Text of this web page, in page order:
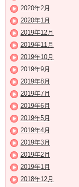
2020年2月
2020年1月
2019年12月
2019年11月
2019年10月
2019年9月
2019年8月
2019年7月
2019年6月
2019年5月
2019年4月
2019年3月
2019年2月
2019年1月
2018年12月